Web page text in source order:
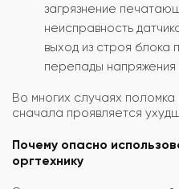
загрязнение
неисправность
выход из строя блока
перепады напряжения
Во многих случаях
сначала проявляется
Почему опасно
оргтехнику